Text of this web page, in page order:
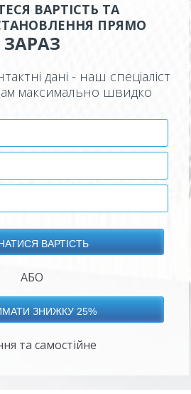
ВАРТІСТЬ ТА
ПРЯМО
ЗАРАЗ
дані - наш спеціаліст
максимально швидко
АБО
та самостійне